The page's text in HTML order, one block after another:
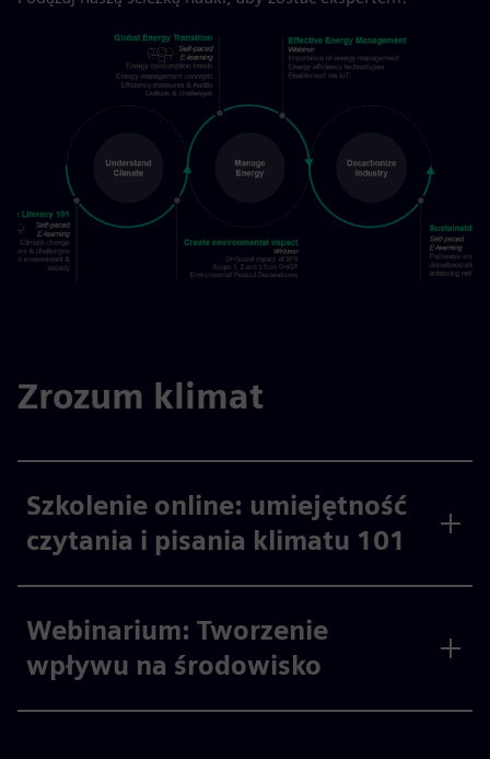
Zrozum klimat
Szkolenie online: umiejętność
czytania i pisania klimatu 101
Webinarium: Tworzenie
wpływu na środowisko